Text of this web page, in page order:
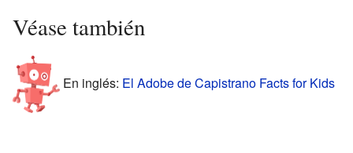
Véase también
En inglés: El Adobe de Capistrano Facts for Kids